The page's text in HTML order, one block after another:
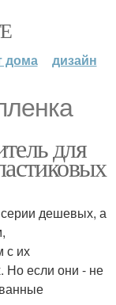
дома дизайн
для
серии дешевых, а
с их
Но если они - не